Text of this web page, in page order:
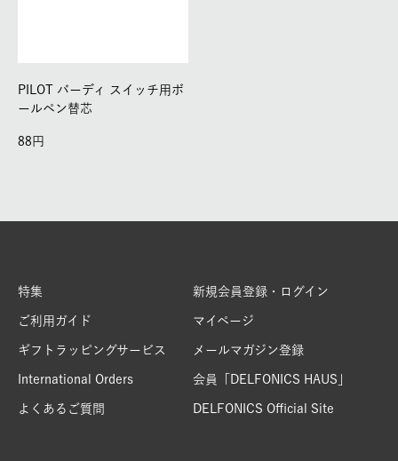
PILOT バーディ スイッチ用ボ
ールペン替芯
88
特集
ご利用ガイド
ギフトラッピングサービス
International Orders
よくあるご質問
新規会員登録・ログイン
マイページ
メールマガジン登録
会員「DELFONICS HAUS」
DELFONICS Official Site